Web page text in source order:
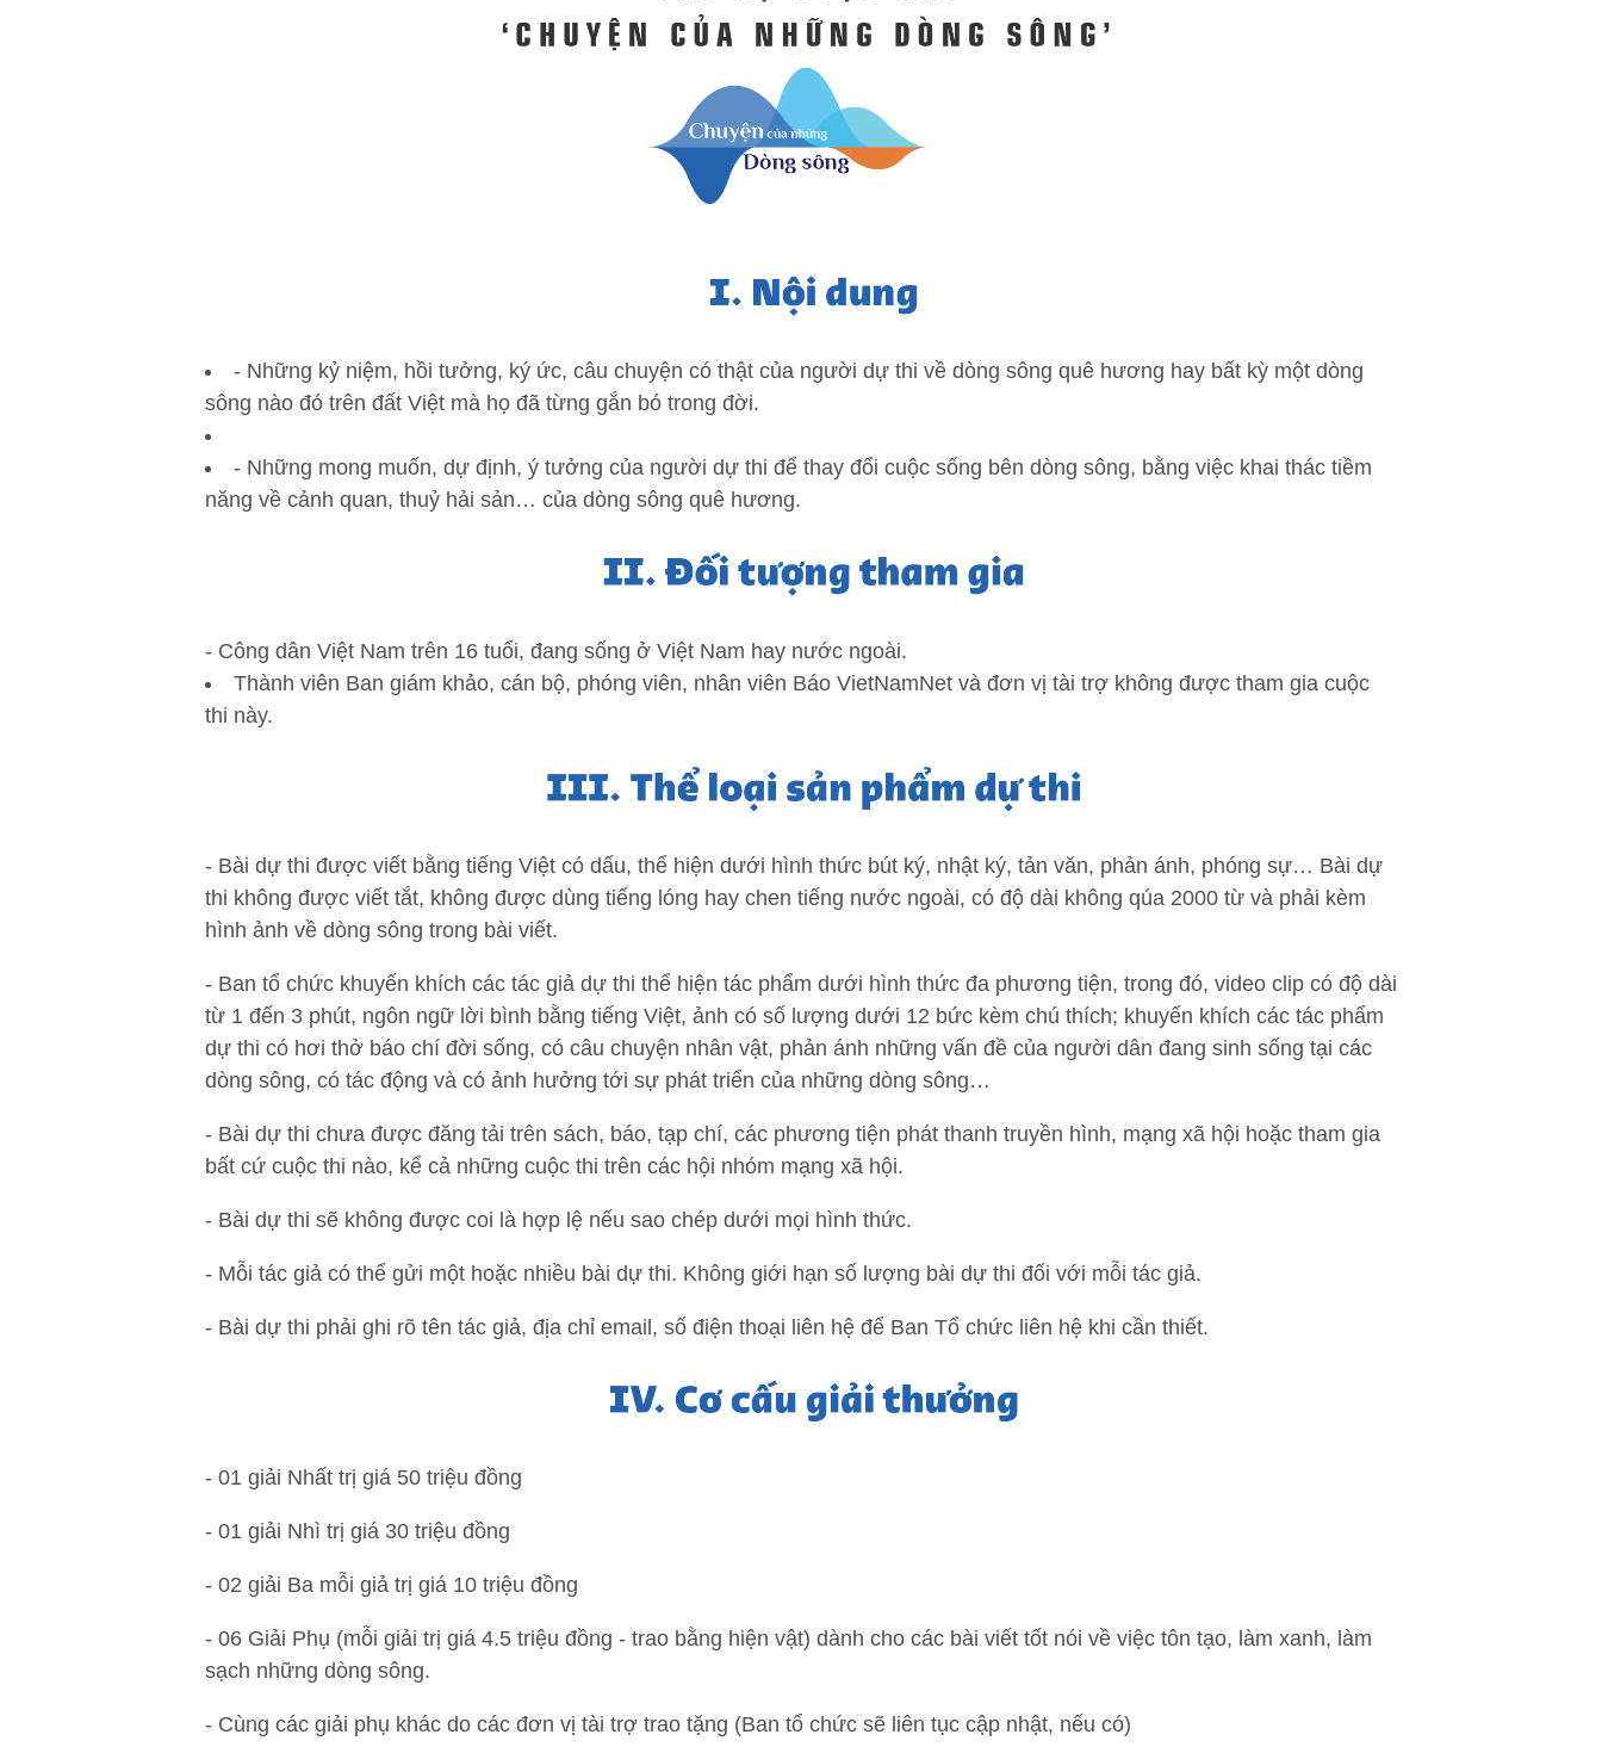
- Những kỷ niệm, hồi tưởng, ký ức, câu chuyện có thật của người dự thi về dòng sông quê hương hay bất kỳ một dòng
sông nào đó trên đất Việt mà họ đã từng gắn bó trong đời.
- Những mong muốn, dự định, ý tưởng của người dự thi để thay đổi cuộc sống bên dòng sông, bằng việc khai thác tiềm
năng về cảnh quan, thuỷ hải sản… của dòng sông quê hương.
- Công dân Việt Nam trên 16 tuổi, đang sống ở Việt Nam hay nước ngoài.
Thành viên Ban giám khảo, cán bộ, phóng viên, nhân viên Báo VietNamNet và đơn vị tài trợ không được tham gia cuộc
thi này.
- Bài dự thi được viết bằng tiếng Việt có dấu, thể hiện dưới hình thức bút ký, nhật ký, tản văn, phản ánh, phóng sự… Bài dự
thi không được viết tắt, không được dùng tiếng lóng hay chen tiếng nước ngoài, có độ dài không qúa 2000 từ và phải kèm
hình ảnh về dòng sông trong bài viết.
- Ban tổ chức khuyến khích các tác giả dự thi thể hiện tác phẩm dưới hình thức đa phương tiện, trong đó, video clip có độ dài
từ 1 đến 3 phút, ngôn ngữ lời bình bằng tiếng Việt, ảnh có số lượng dưới 12 bức kèm chú thích; khuyến khích các tác phẩm
dự thi có hơi thở báo chí đời sống, có câu chuyện nhân vật, phản ánh những vấn đề của người dân đang sinh sống tại các
dòng sông, có tác động và có ảnh hưởng tới sự phát triển của những dòng sông…
- Bài dự thi chưa được đăng tải trên sách, báo, tạp chí, các phương tiện phát thanh truyền hình, mạng xã hội hoặc tham gia
bất cứ cuộc thi nào, kể cả những cuộc thi trên các hội nhóm mạng xã hội.
- Bài dự thi sẽ không được coi là hợp lệ nếu sao chép dưới mọi hình thức.
- Mỗi tác giả có thể gửi một hoặc nhiều bài dự thi. Không giới hạn số lượng bài dự thi đối với mỗi tác giả.
- Bài dự thi phải ghi rõ tên tác giả, địa chỉ email, số điện thoại liên hệ để Ban Tổ chức liên hệ khi cần thiết.
- 01 giải Nhất trị giá 50 triệu đồng
- 01 giải Nhì trị giá 30 triệu đồng
- 02 giải Ba mỗi giả trị giá 10 triệu đồng
- 06 Giải Phụ (mỗi giải trị giá 4.5 triệu đồng - trao bằng hiện vật) dành cho các bài viết tốt nói về việc tôn tạo, làm xanh, làm
sạch những dòng sông.
- Cùng các giải phụ khác do các đơn vị tài trợ trao tặng (Ban tổ chức sẽ liên tục cập nhật, nếu có)